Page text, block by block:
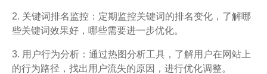
2. 关键词排名监控：定期监控关键词的排名变化，了解哪
些关键词效果好，哪些需要进一步优化。
3. 用户行为分析：通过热图分析工具，了解用户在网站上
的行为路径，找出用户流失的原因，进行优化调整。